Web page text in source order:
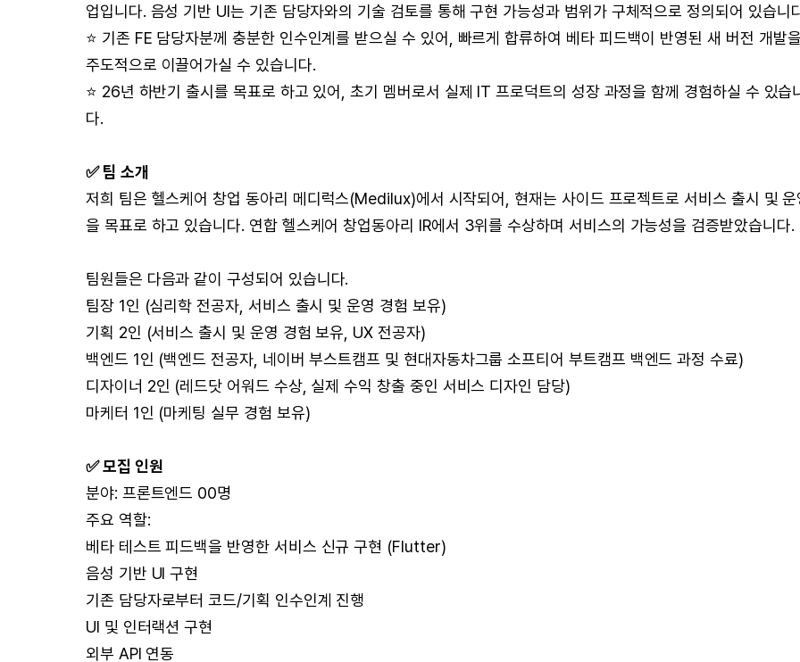
업입니다. 음성 기반 UI는 기존 담당자와의 기술 검토를 통해 구현 가능성과 범위가 구체적으로 정의되어 있습니
⭐️ 기존 FE 담당자분께 충분한 인수인계를 받으실 수 있어, 빠르게 합류하여 베타 피드백이 반영된 새 버전 개발을
주도적으로 이끌어가실 수 있습니다.
⭐️ 26년 하반기 출시를 목표로 하고 있어, 초기 멤버로서 실제 IT 프로덕트의 성장 과정을 함께 경험하실 수 있습
다.
✅ 팀 소개
저희 팀은 헬스케어 창업 동아리 메디럭스(Medilux)에서 시작되어, 현재는 사이드 프로젝트로 서비스 출시 및 운
을 목표로 하고 있습니다. 연합 헬스케어 창업동아리 IR에서 3위를 수상하며 서비스의 가능성을 검증받았습니다.
팀원들은 다음과 같이 구성되어 있습니다.
팀장 1인 (심리학 전공자, 서비스 출시 및 운영 경험 보유)
기획 2인 (서비스 출시 및 운영 경험 보유, UX 전공자)
백엔드 1인 (백엔드 전공자, 네이버 부스트캠프 및 현대자동차그룹 소프티어 부트캠프 백엔드 과정 수료)
디자이너 2인 (레드닷 어워드 수상, 실제 수익 창출 중인 서비스 디자인 담당)
마케터 1인 (마케팅 실무 경험 보유)
✅ 모집 인원
분야: 프론트엔드 00명
주요 역할:
베타 테스트 피드백을 반영한 서비스 신규 구현 (Flutter)
음성 기반 UI 구현
기존 담당자로부터 코드/기획 인수인계 진행
UI 및 인터랙션 구현
외부 API 연동